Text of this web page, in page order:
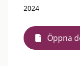
2024
Öppna